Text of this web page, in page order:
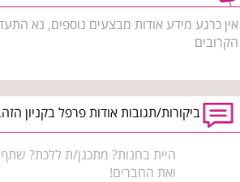
אין כרגע מידע אודות מבצעים נוספים, נא
הקרובים
ביקורות/תגובות אודות פרפל בקניון
היית בחנות? מתכנן/ת ללכת? שתף/
ואת החברים!